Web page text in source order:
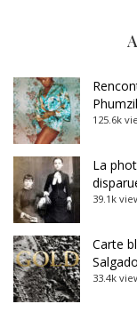
125.6k
La
39.1k
Carte
33.4k